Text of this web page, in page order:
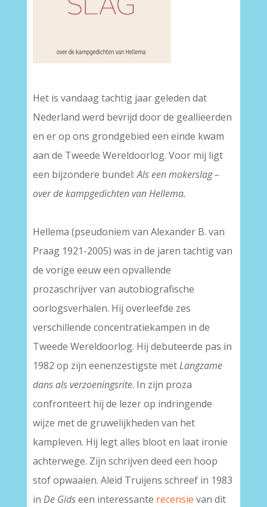
Het is vandaag tachtig jaar geleden dat
Nederland werd bevrijd door de geallieerden
en er op ons grondgebied een einde kwam
aan de Tweede Wereldoorlog. Voor mij ligt
een bijzondere bundel:Als een mokerslag –
over de kampgedichten van Hellema.
Hellema (pseudoniem van Alexander B. van
Praag 1921-2005) was in de jaren tachtig van
de vorige eeuw een opvallende
prozaschrijver van autobiografische
oorlogsverhalen. Hij overleefde zes
verschillende concentratiekampen in de
Tweede Wereldoorlog. Hij debuteerde pas in
1982 op zijn eenenzestigste metLangzame
dans als verzoeningsrite. In zijn proza
confronteert hij de lezer op indringende
wijze met de gruwelijkheden van het
kampleven. Hij legt alles bloot en laat ironie
achterwege. Zijn schrijven deed een hoop
stof opwaaien. Aleid Truijens schreef in 1983
in De Gidseen interessante recensie van dit